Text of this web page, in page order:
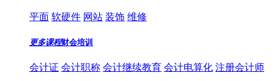
平面 软硬件 网站 装饰 维修
更多课程财会培训
会计证 会计职称 会计继续教育 会计电算化 注册会计师